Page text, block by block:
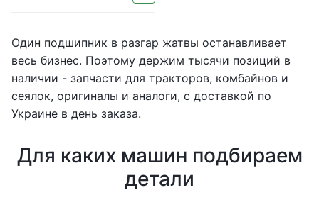
Один подшипник в разгар жатвы останавливает
весь бизнес. Поэтому держим тысячи позиций в
наличии - запчасти для тракторов, комбайнов и
сеялок, оригиналы и аналоги, с доставкой по
Украине в день заказа.
Для каких машин подбираем
детали